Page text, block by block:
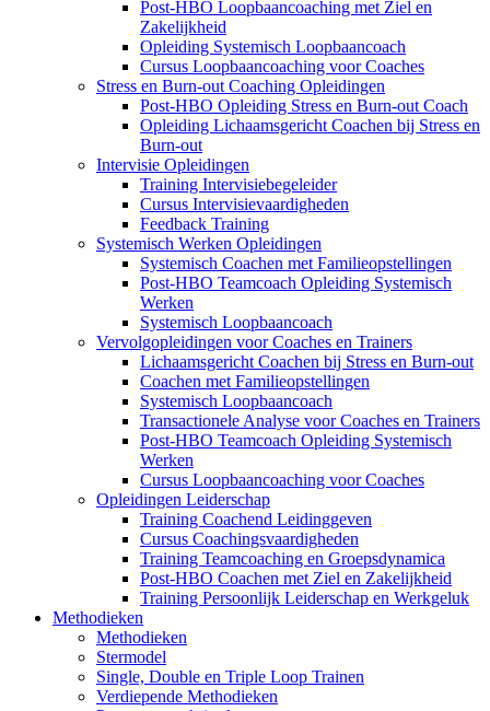
Post-HBO Loopbaancoaching met Ziel en
Zakelijkheid
Opleiding Systemisch Loopbaancoach
Cursus Loopbaancoaching voor Coaches
Stress en Burn-out Coaching Opleidingen
Post-HBO Opleiding Stress en Burn-out Coach
Opleiding Lichaamsgericht Coachen bij Stress en
Burn-out
Intervisie Opleidingen
Training Intervisiebegeleider
Cursus Intervisievaardigheden
Feedback Training
Systemisch Werken Opleidingen
Systemisch Coachen met Familieopstellingen
Post-HBO Teamcoach Opleiding Systemisch
Werken
Systemisch Loopbaancoach
Vervolgopleidingen voor Coaches en Trainers
Lichaamsgericht Coachen bij Stress en Burn-out
Coachen met Familieopstellingen
Systemisch Loopbaancoach
Transactionele Analyse voor Coaches en Trainers
Post-HBO Teamcoach Opleiding Systemisch
Werken
Cursus Loopbaancoaching voor Coaches
Opleidingen Leiderschap
Training Coachend Leidinggeven
Cursus Coachingsvaardigheden
Training Teamcoaching en Groepsdynamica
Post-HBO Coachen met Ziel en Zakelijkheid
Training Persoonlijk Leiderschap en Werkgeluk
Methodieken
Methodieken
Stermodel
Single, Double en Triple Loop Trainen
Verdiepende Methodieken